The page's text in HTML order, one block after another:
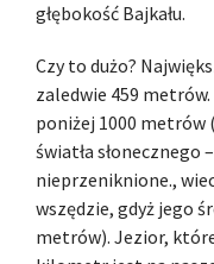
głębokość Bajkału.
Czy to dużo?
zaledwie 459 metrów.
poniżej 1000 metrów
światła słonecznego
nieprzeniknione.,
wszędzie, gdyż jego
metrów). Jezior,